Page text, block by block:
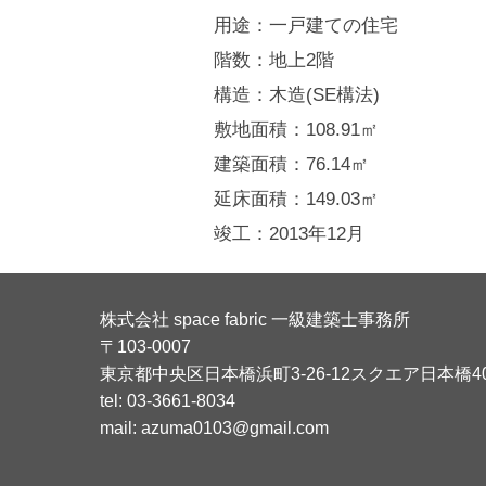
用途：一戸建ての住宅
階数：地上2階
構造：木造(SE構法)
敷地面積：108.91㎡
建築面積：76.14㎡
延床面積：149.03㎡
竣工：2013年12月
株式会社 space fabric 一級建築士事務所
〒103-0007
東京都中央区日本橋浜町3-26-12スクエア日本橋
tel: 03-3661-8034
mail: azuma0103@gmail.com